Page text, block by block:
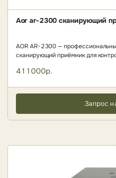
Aor ar-2300 сканирующий
AOR AR-2300 —
сканирующий приёмник для
411000р.
Запрос